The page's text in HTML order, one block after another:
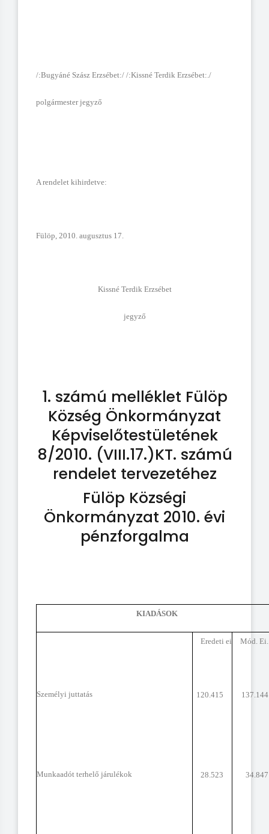
/:Bugyáné Szász Erzsébet:/ /:Kissné Terdik Erzsébet:./
polgármester jegyző
A rendelet kihirdetve:
Fülöp, 2010. augusztus 17.
Kissné Terdik Erzsébet
jegyző
1. számú melléklet Fülöp
Község Önkormányzat
Képviselőtestületének
8/2010. (VIII.17.)KT. számú
rendelet tervezetéhez
Fülöp Községi
Önkormányzat 2010. évi
pénzforgalma
KIADÁSOK
Személyi juttatás
Munkaadót terhelő járulékok
Eredeti ei
120.415
28.523
Mód. Ei.
137.144
34.847